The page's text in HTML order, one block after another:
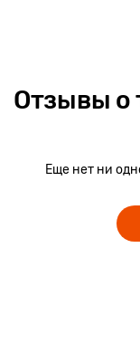
Отзывы о
Еще нет ни